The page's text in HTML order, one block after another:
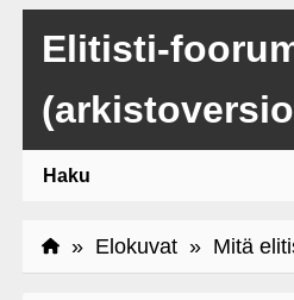
Elitisti-
Haku
» Elokuvat» Mitä